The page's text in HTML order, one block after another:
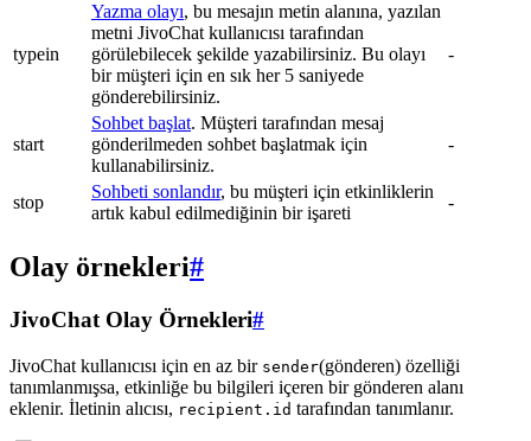
typein
Yazma olayı, bu mesajın metin alanına, yazılan
metni JivoChat kullanıcısı tarafından
görülebilecek şekilde yazabilirsiniz. Bu olayı
bir müşteri için en sık her 5 saniyede
gönderebilirsiniz.
-
start
Sohbet başlat. Müşteri tarafından mesaj
gönderilmeden sohbet başlatmak için
kullanabilirsiniz.
-
stop
Sohbeti sonlandır, bu müşteri için etkinliklerin
artık kabul edilmediğinin bir işareti
-
Olay örnekleri#
JivoChat Olay Örnekleri#
JivoChat kullanıcısı için en az bir sender(gönderen) özelliği
tanımlanmışsa, etkinliğe bu bilgileri içeren bir gönderen alanı
eklenir. İletinin alıcısı, recipient.id tarafından tanımlanır.